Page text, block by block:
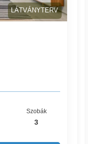
LÁTVÁNYTERV
Szobák
3